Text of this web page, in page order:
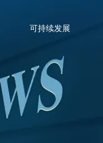
可持续发展